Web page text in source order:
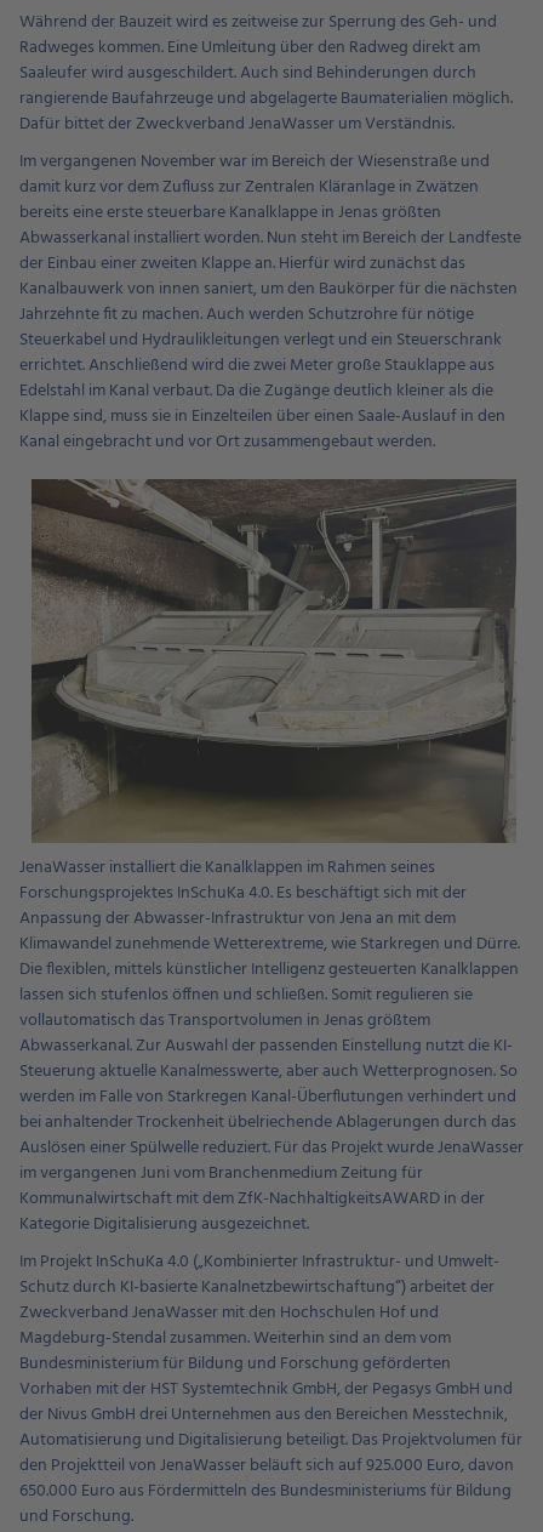
Während der Bauzeit wird es zeitweise zur Sperrung des Geh- und
Radweges kommen. Eine Umleitung über den Radweg direkt am
Saaleufer wird ausgeschildert. Auch sind Behinderungen durch
rangierende Baufahrzeuge und abgelagerte Baumaterialien möglich.
Dafür bittet der Zweckverband JenaWasser um Verständnis.
Im vergangenen November war im Bereich der Wiesenstraße und
damit kurz vor dem Zufluss zur Zentralen Kläranlage in Zwätzen
bereits eine erste steuerbare Kanalklappe in Jenas größten
Abwasserkanal installiert worden. Nun steht im Bereich der Landfeste
der Einbau einer zweiten Klappe an. Hierfür wird zunächst das
Kanalbauwerk von innen saniert, um den Baukörper für die nächsten
Jahrzehnte fit zu machen. Auch werden Schutzrohre für nötige
Steuerkabel und Hydraulikleitungen verlegt und ein Steuerschrank
errichtet. Anschließend wird die zwei Meter große Stauklappe aus
Edelstahl im Kanal verbaut. Da die Zugänge deutlich kleiner als die
Klappe sind, muss sie in Einzelteilen über einen Saale-Auslauf in den
Kanal eingebracht und vor Ort zusammengebaut werden.
JenaWasser installiert die Kanalklappen im Rahmen seines
Forschungsprojektes InSchuKa 4.0. Es beschäftigt sich mit der
Anpassung der Abwasser-Infrastruktur von Jena an mit dem
Klimawandel zunehmende Wetterextreme, wie Starkregen und Dürre.
Die flexiblen, mittels künstlicher Intelligenz gesteuerten Kanalklappen
lassen sich stufenlos öffnen und schließen. Somit regulieren sie
vollautomatisch das Transportvolumen in Jenas größtem
Abwasserkanal. Zur Auswahl der passenden Einstellung nutzt die KI-
Steuerung aktuelle Kanalmesswerte, aber auch Wetterprognosen. So
werden im Falle von Starkregen Kanal-Überflutungen verhindert und
bei anhaltender Trockenheit übelriechende Ablagerungen durch das
Auslösen einer Spülwelle reduziert. Für das Projekt wurde JenaWasser
im vergangenen Juni vom Branchenmedium Zeitung für
Kommunalwirtschaft mit dem ZfK-NachhaltigkeitsAWARD in der
Kategorie Digitalisierung ausgezeichnet.
Im Projekt InSchuKa 4.0 („Kombinierter Infrastruktur- und Umwelt-
Schutz durch KI-basierte Kanalnetzbewirtschaftung“) arbeitet der
Zweckverband JenaWasser mit den Hochschulen Hof und
Magdeburg-Stendal zusammen. Weiterhin sind an dem vom
Bundesministerium für Bildung und Forschung geförderten
Vorhaben mit der HST Systemtechnik GmbH, der Pegasys GmbH und
der Nivus GmbH drei Unternehmen aus den Bereichen Messtechnik,
Automatisierung und Digitalisierung beteiligt. Das Projektvolumen für
den Projektteil von JenaWasser beläuft sich auf 925.000 Euro, davon
650.000 Euro aus Fördermitteln des Bundesministeriums für Bildung
und Forschung.